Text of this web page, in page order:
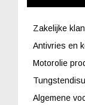
Zakelijke
Antivries en
Motorolie
Algemene